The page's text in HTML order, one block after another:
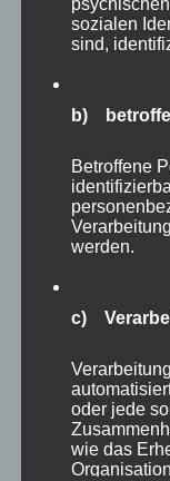
#nature
#zooschwerin
Autor
adminmp
asiatische Löwen,
Naturfotografie,
sozialen
sind,
b)
Betroffene
werden.
c)
oder jede
wie das